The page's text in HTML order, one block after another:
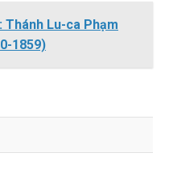
Thánh Lu-ca Phạm
1859)